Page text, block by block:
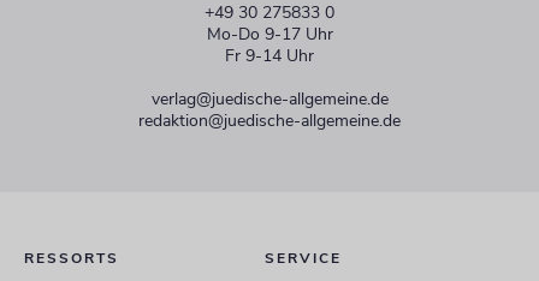
+49 30 275833 0
Mo-Do 9-17 Uhr
Fr 9-14 Uhr
verlag@juedische-allgemeine.de
redaktion@juedische-allgemeine.de
RESSORTS SERVICE